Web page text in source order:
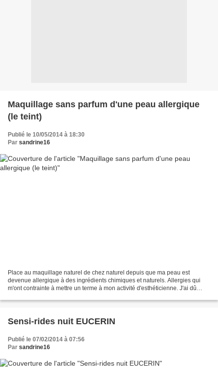
Maquillage sans parfum d'une peau allergique
(le teint)
Publié le 10/05/2014 à 18:30
Par sandrine16
Place au maquillage naturel de chez naturel depuis que ma peau est
devenue allergique à des ingrédients chimiques et naturels. Allergies qui
m'ont contrainte à mettre un terme à mon activité d'esthéticienne. J'ai dû
Sensi-rides nuit EUCERIN
Publié le 07/02/2014 à 07:56
Par sandrine16